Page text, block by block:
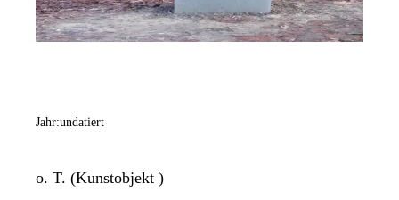
Jahr:undatiert
o. T. (Kunstobjekt )